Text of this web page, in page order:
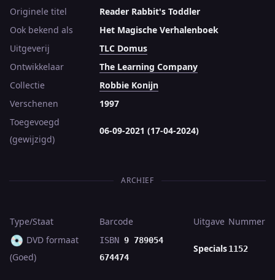
Originele titel
Reader Rabbit's Toddler
Ook bekend als
Het Magische Verhalenboek
Uitgeverij
TLC Domus
Ontwikkelaar
The Learning Company
Collectie
Robbie Konijn
Verschenen
1997
Toegevoegd
(gewijzigd)
06-09-2021 (17-04-2024)
ARCHIEF
Type/Staat Barcode Uitgave Nummer
💿 DVD formaat
(Goed)
ISBN 9 789054
674474
Specials1152